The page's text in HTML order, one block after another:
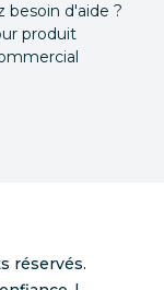
besoin d'aide ?
produit
réservés.